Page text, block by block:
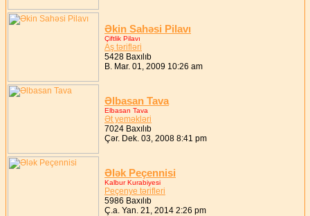
Əkin Sahəsi Pilavı
Çiftlik Pilavı
Aş tərifləri
5428 Baxılıb
B. Mar. 01, 2009 10:26 am
Əlbasan Tava
Elbasan Tava
Ət yeməkləri
7024 Baxılıb
Çər. Dek. 03, 2008 8:41 pm
Ələk Peçennisi
Kalbur Kurabiyesi
Peçenye tərifleri
5986 Baxılıb
Ç.a. Yan. 21, 2014 2:26 pm